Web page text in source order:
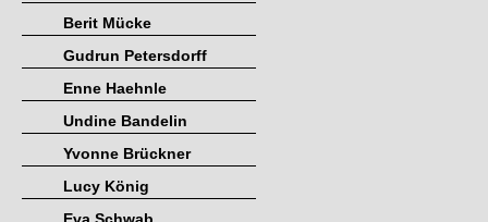
Berit Mücke
Gudrun Petersdorff
Enne Haehnle
Undine Bandelin
Yvonne Brückner
Lucy König